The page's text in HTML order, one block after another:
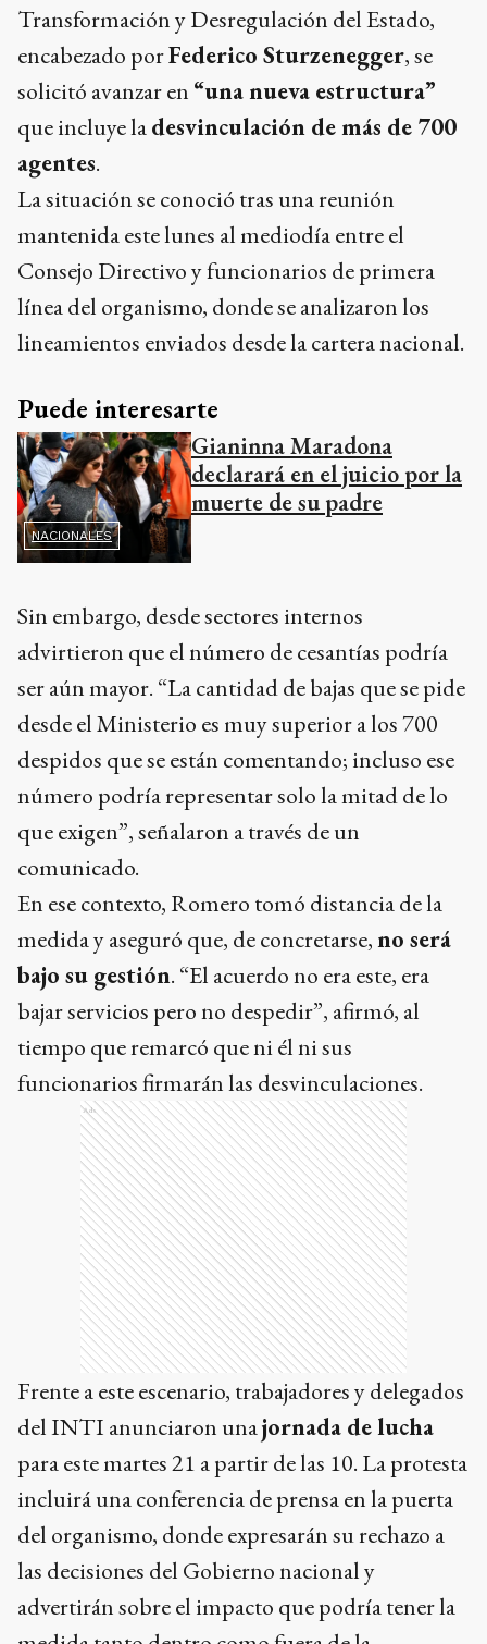
Transformación y Desregulación del Estado,
encabezado porFederico Sturzenegger, se
solicitó avanzar en “una nueva estructura”
que incluye ladesvinculación de más de 700
agentes.
La situación se conoció tras una reunión
mantenida este lunes al mediodía entre el
Consejo Directivo y funcionarios de primera
línea del organismo, donde se analizaron los
lineamientos enviados desde la cartera nacional.
Puede interesarte
NACIONALES
Gianinna Maradona
declarará en el juicio por la
muerte de su padre
Sin embargo, desde sectores internos
advirtieron que el número de cesantías podría
ser aún mayor. “La cantidad de bajas que se pide
desde el Ministerio es muy superior a los 700
despidos que se están comentando; incluso ese
número podría representar solo la mitad de lo
que exigen”, señalaron a través de un
comunicado.
En ese contexto, Romero tomó distancia de la
medida y aseguró que, de concretarse,no será
bajo su gestión. “El acuerdo no era este, era
bajar servicios pero no despedir”, afirmó, al
tiempo que remarcó que ni él ni sus
funcionarios firmarán las desvinculaciones.
Ads
Frente a este escenario, trabajadores y delegados
del INTI anunciaron unajornada de lucha
para este martes 21 a partir de las 10. La protesta
incluirá una conferencia de prensa en la puerta
del organismo, donde expresarán su rechazo a
las decisiones del Gobierno nacional y
advertirán sobre el impacto que podría tener la